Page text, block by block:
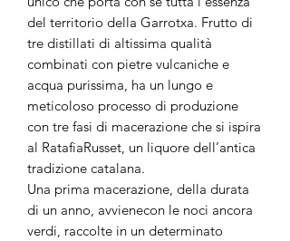
del territorio della Garrotxa. Frutto di
tre distillati di altissima qualità
combinati con pietre vulcaniche e
acqua purissima, ha un lungo e
meticoloso processo di produzione
con tre fasi di macerazione che si ispira
al RatafiaRusset, un liquore dell’antica
tradizione catalana.
Una prima macerazione, della durata
di un anno, avvienecon le noci ancora
verdi, raccolte in un determinato